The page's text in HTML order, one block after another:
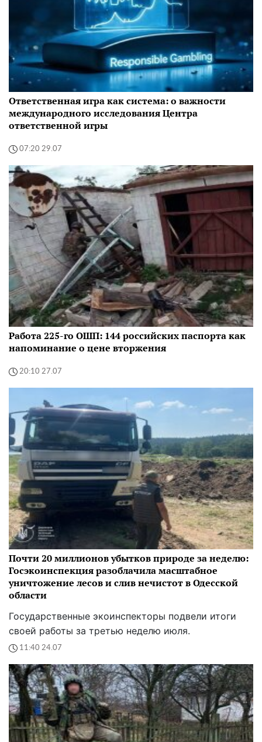
Ответственная игра как система: о важности
международного исследования Центра
ответственной игры
07:20 29.07
Работа 225-го ОШП: 144 российских паспорта как
напоминание о цене вторжения
20:10 27.07
Почти 20 миллионов убытков природе за неделю:
Госэкоинспекция разоблачила масштабное
уничтожение лесов и слив нечистот в Одесской
области
Государственные экоинспекторы подвели итоги
своей работы за третью неделю июля.
11:40 24.07